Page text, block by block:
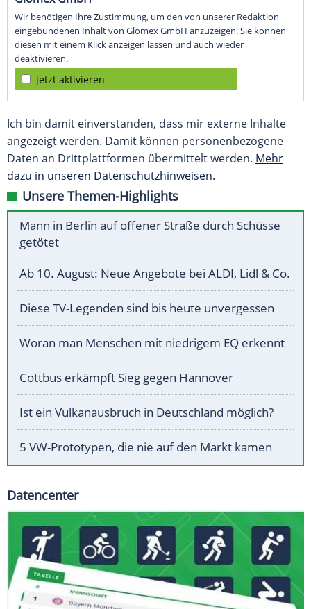
Wir benötigen Ihre Zustimmung, um den von unserer Redaktion
eingebundenen Inhalt von Glomex GmbH anzuzeigen. Sie können
diesen mit einem Klick anzeigen lassen und auch wieder
deaktivieren.
jetzt aktivieren
Ich bin damit einverstanden, dass mir externe Inhalte
angezeigt werden. Damit können personenbezogene
Daten an Drittplattformen übermittelt werden. Mehr
dazu in unseren Datenschutzhinweisen.
Unsere Themen-Highlights
Mann in Berlin auf offener Straße durch Schüsse
getötet
Ab 10. August: Neue Angebote bei ALDI, Lidl & Co.
Diese TV-Legenden sind bis heute unvergessen
Woran man Menschen mit niedrigem EQ erkennt
Cottbus erkämpft Sieg gegen Hannover
Ist ein Vulkanausbruch in Deutschland möglich?
5 VW-Prototypen, die nie auf den Markt kamen
Datencenter